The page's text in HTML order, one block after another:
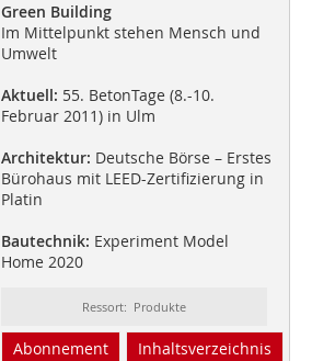
Green Building
Im Mittelpunkt stehen Mensch und
Umwelt
Aktuell: 55. BetonTage (8.-10.
Februar 2011) in Ulm
Architektur: Deutsche Börse – Erstes
Bürohaus mit LEED-Zertifizierung in
Platin
Bautechnik: Experiment Model
Home 2020
Ressort: Produkte
Abonnement Inhaltsverzeichnis